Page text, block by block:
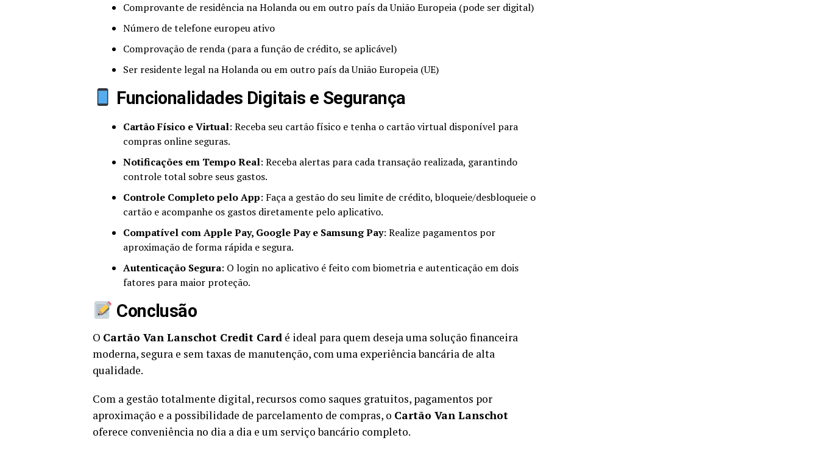
Comprovante de residência na Holanda ou em outro país da União Europeia (pode ser digital)
Número de telefone europeu ativo
Comprovação de renda (para a função de crédito, se aplicável)
Ser residente legal na Holanda ou em outro país da União Europeia (UE)
Funcionalidades Digitais e Segurança
Cartão Físico e Virtual: Receba seu cartão físico e tenha o cartão virtual disponível para
compras online seguras.
Notificações em Tempo Real: Receba alertas para cada transação realizada, garantindo
controle total sobre seus gastos.
Controle Completo pelo App: Faça a gestão do seu limite de crédito, bloqueie/desbloqueie o
cartão e acompanhe os gastos diretamente pelo aplicativo.
Compatível com Apple Pay, Google Pay e Samsung Pay: Realize pagamentos por
aproximação de forma rápida e segura.
Autenticação Segura: O login no aplicativo é feito com biometria e autenticação em dois
fatores para maior proteção.
Conclusão
O Cartão Van Lanschot Credit Card é ideal para quem deseja uma solução financeira
moderna, segura e sem taxas de manutenção, com uma experiência bancária de alta
qualidade.
Com a gestão totalmente digital, recursos como saques gratuitos, pagamentos por
aproximação e a possibilidade de parcelamento de compras, o Cartão Van Lanschot
oferece conveniência no dia a dia e um serviço bancário completo.